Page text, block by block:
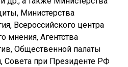
Министерства
Всероссийского центра
мнения, Агентства
Общественной палаты
Совета при Президенте РФ